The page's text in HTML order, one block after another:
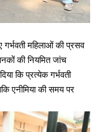
गर्भवती महिलाओं की प्रसव
की नियमित जांच
कि प्रत्येक गर्भवती
एनीमिया की समय पर